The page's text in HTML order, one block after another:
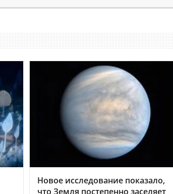
Новое исследование показало,
что Земля постепенно заселяет